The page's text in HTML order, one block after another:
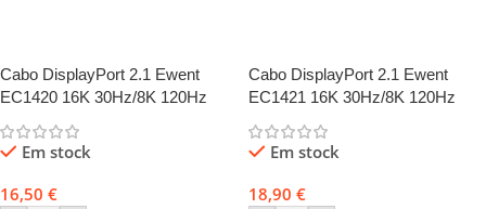
Cabo DisplayPort 2.1 Ewent
EC1420 16K 30Hz/8K 120Hz
Em stock
16,50 €
Cabo DisplayPort 2.1 Ewent
EC1421 16K 30Hz/8K 120Hz
Em stock
18,90 €